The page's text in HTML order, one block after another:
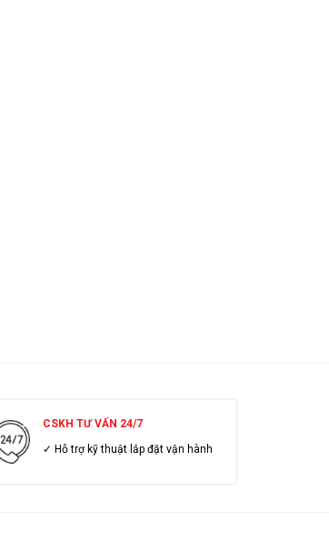
CSKH TƯ VẤN 24/7
✓ Hỗ trợ kỹ thuật lắp đặt vận hành